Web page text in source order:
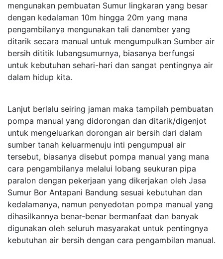
mengunakan pembuatan Sumur lingkaran yang besar
dengan kedalaman 10m hingga 20m yang mana
pengambilanya mengunakan tali danember yang
ditarik secara manual untuk mengumpulkan Sumber air
bersih dititik lubangsumurnya, biasanya berfungsi
untuk kebutuhan sehari-hari dan sangat pentingnya air
dalam hidup kita.
Lanjut berlalu seiring jaman maka tampilah pembuatan
pompa manual yang didorongan dan ditarik/digenjot
untuk mengeluarkan dorongan air bersih dari dalam
sumber tanah keluarmenuju inti pengumpual air
tersebut, biasanya disebut pompa manual yang mana
cara pengambilanya melalui lobang seukuran pipa
paralon dengan pekerjaan yang dikerjakan oleh Jasa
Sumur Bor Antapani Bandung sesuai kebutuhan dan
kedalamanya, namun penyedotan pompa manual yang
dihasilkannya benar-benar bermanfaat dan banyak
digunakan oleh seluruh masyarakat untuk pentingnya
kebutuhan air bersih dengan cara pengambilan manual.